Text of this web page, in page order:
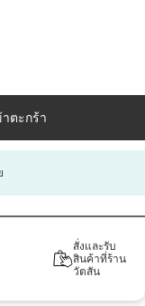
าตะกร้า
สั่งและรับ
สินค้าที่ร้าน
วัตสัน